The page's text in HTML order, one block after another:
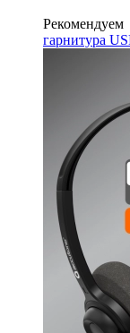
Рекомендуем
гарнитура